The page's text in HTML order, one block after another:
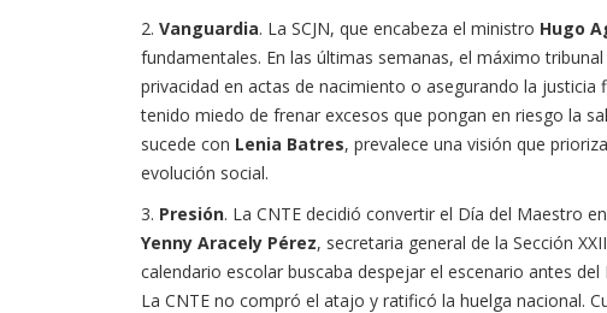
2. Vanguardia. La SCJN, que encabeza el ministro Hugo
fundamentales. En las últimas semanas, el máximo
privacidad en actas de nacimiento o asegurando la
tenido miedo de frenar excesos que pongan en riesgo la
sucede con Lenia Batres, prevalece una visión que
evolución social.
3. Presión. La CNTE decidió convertir el Día del Maestro
Yenny Aracely Pérez, secretaria general de la Sección
calendario escolar buscaba despejar el escenario antes del
La CNTE no compró el atajo y ratificó la huelga nacional.